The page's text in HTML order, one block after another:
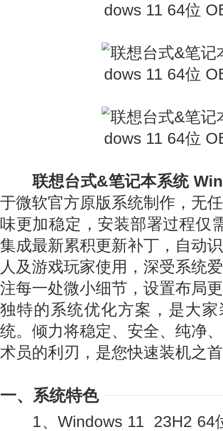
联想台式&笔记本系统
于微软官方原版系统制作，无
味更加稳定，安装部署过程仅
集成最新累积更新补丁，自动
人及游戏玩家使用，深受系统
注每一处微小细节，设置布局
独特的系统优化方案，是大
统。倾力将稳定、安全、纯净
术员的利刃，是您快速装机之
一、系统特色
1、Windows 11 23H2 64